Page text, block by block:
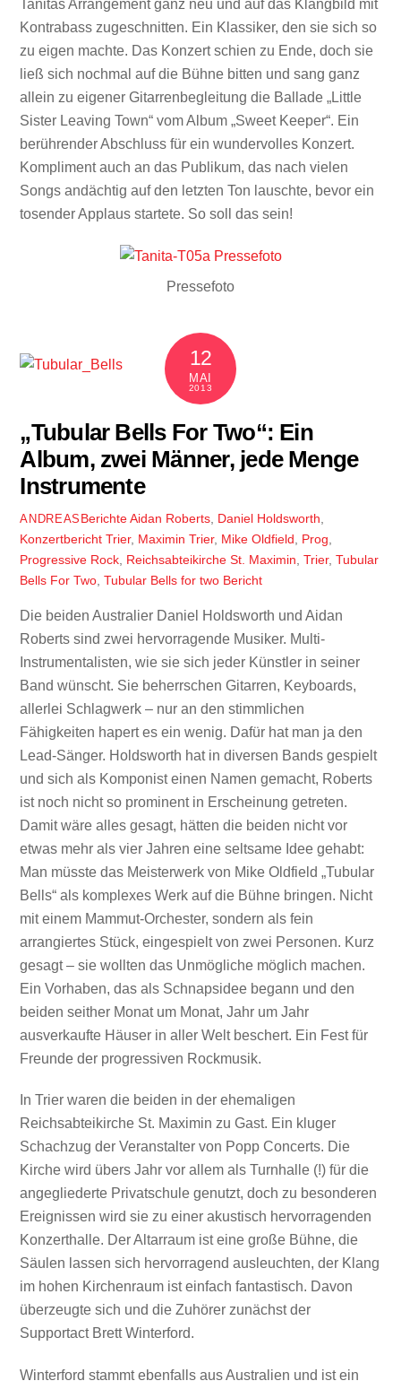
Tanitas Arrangement ganz neu und auf das Klangbild mit
Kontrabass zugeschnitten. Ein Klassiker, den sie sich so
zu eigen machte. Das Konzert schien zu Ende, doch sie
ließ sich nochmal auf die Bühne bitten und sang ganz
allein zu eigener Gitarrenbegleitung die Ballade „Little
Sister Leaving Town“ vom Album „Sweet Keeper“. Ein
berührender Abschluss für ein wundervolles Konzert.
Kompliment auch an das Publikum, das nach vielen
Songs andächtig auf den letzten Ton lauschte, bevor ein
tosender Applaus startete. So soll das sein!
Pressefoto
12
MAI
2013
„Tubular Bells For Two“: Ein
Album, zwei Männer, jede Menge
Instrumente
ANDREAS BerichteAidan Roberts, Daniel Holdsworth
Konzertbericht Trier, Maximin Trier, Mike Oldfield Prog
Progressive Rock Reichsabteikirche St. Maximin ,Trier,Tubular
Bells For Two ,Tubular Bells for two Bericht
Die beiden Australier Daniel Holdsworth und Aidan
Roberts sind zwei hervorragende Musiker. Multi-
Instrumentalisten, wie sie sich jeder Künstler in seiner
Band wünscht. Sie beherrschen Gitarren, Keyboards,
allerlei Schlagwerk – nur an den stimmlichen
Fähigkeiten hapert es ein wenig. Dafür hat man ja den
Lead-Sänger. Holdsworth hat in diversen Bands gespielt
und sich als Komponist einen Namen gemacht, Roberts
ist noch nicht so prominent in Erscheinung getreten.
Damit wäre alles gesagt, hätten die beiden nicht vor
etwas mehr als vier Jahren eine seltsame Idee gehabt:
Man müsste das Meisterwerk von Mike Oldfield „Tubular
Bells“ als komplexes Werk auf die Bühne bringen. Nicht
mit einem Mammut-Orchester, sondern als fein
arrangiertes Stück, eingespielt von zwei Personen. Kurz
gesagt – sie wollten das Unmögliche möglich machen.
Ein Vorhaben, das als Schnapsidee begann und den
beiden seither Monat um Monat, Jahr um Jahr
ausverkaufte Häuser in aller Welt beschert. Ein Fest für
Freunde der progressiven Rockmusik.
In Trier waren die beiden in der ehemaligen
Reichsabteikirche St. Maximin zu Gast. Ein kluger
Schachzug der Veranstalter von Popp Concerts. Die
Kirche wird übers Jahr vor allem als Turnhalle (!) für die
angegliederte Privatschule genutzt, doch zu besonderen
Ereignissen wird sie zu einer akustisch hervorragenden
Konzerthalle. Der Altarraum ist eine große Bühne, die
Säulen lassen sich hervorragend ausleuchten, der Klang
im hohen Kirchenraum ist einfach fantastisch. Davon
überzeugte sich und die Zuhörer zunächst der
Supportact Brett Winterford.
Winterford stammt ebenfalls aus Australien und ist ein